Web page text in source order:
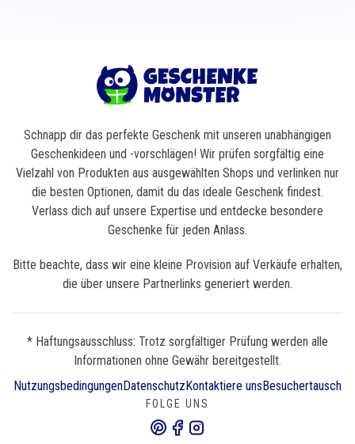
Schnapp dir das perfekte Geschenk mit unseren unabhängigen
Geschenkideen und -vorschlägen! Wir prüfen sorgfältig eine
Vielzahl von Produkten aus ausgewählten Shops und verlinken nur
die besten Optionen, damit du das ideale Geschenk findest.
Verlass dich auf unsere Expertise und entdecke besondere
Geschenke für jeden Anlass.
Bitte beachte, dass wir eine kleine Provision auf Verkäufe erhalten,
die über unsere Partnerlinks generiert werden.
* Haftungsausschluss: Trotz sorgfältiger Prüfung werden alle
Informationen ohne Gewähr bereitgestellt.
NutzungsbedingungenDatenschutzKontaktiere unsBesuchertausch
FOLGE UNS